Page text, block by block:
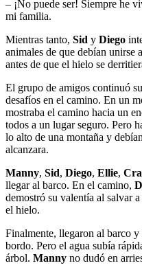
– ¡No puede ser! Siempre he
mi familia.
Mientras tanto, Sid y Diego
animales de que debían unirse
antes de que el hielo se
El grupo de amigos continuó
desafíos en el camino. En un
mostraba el camino hacia un
todos a un lugar seguro. Pero
lo alto de una montaña y
alcanzara.
Manny, Sid, Diego, Ellie,
llegar al barco. En el camino,
demostró su valentía al salvar
el hielo.
Finalmente, llegaron al barco
bordo. Pero el agua subía
árbol. Manny no dudó en